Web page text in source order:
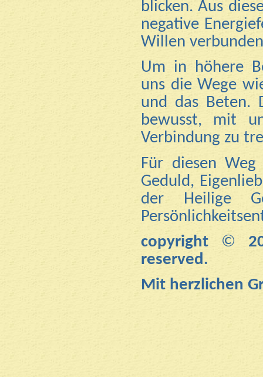
blicken. Aus
negative
Willen
Um in höhere
uns die Wege
und das Beten.
bewusst, mit
Verbindung zu
Für diesen
Geduld,
der Heilige
copyright ©
reserved.
Mit herzlichen